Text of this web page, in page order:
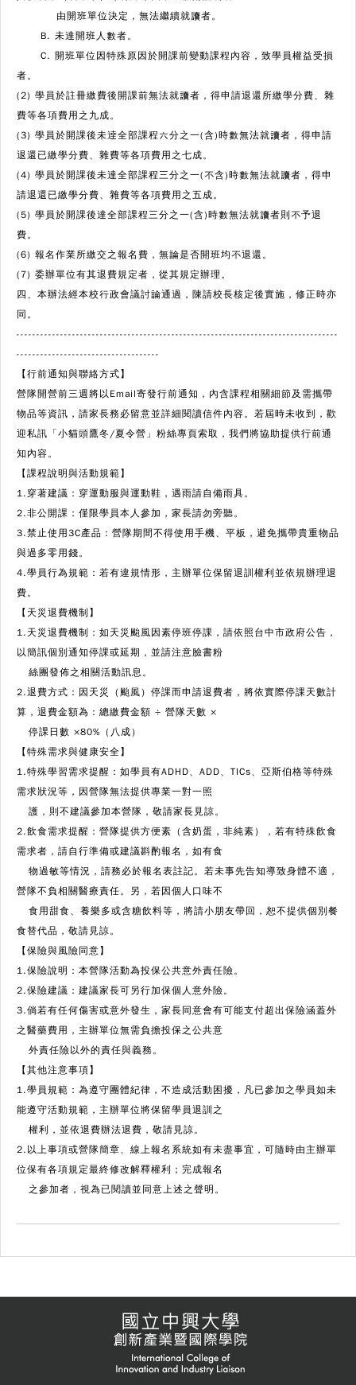
由開班單位決定，無法繼續就讀者。
B. 未達開班人數者。
C. 開班單位因特殊原因於開課前變動課程內容，致學員權益受損
者。
(2) 學員於註冊繳費後開課前無法就讀者，得申請退還所繳學分費、雜
費等各項費用之九成。
(3) 學員於開課後未逹全部課程六分之一(含)時數無法就讀者，得申請
退還已繳學分費、雜費等各項費用之七成。
(4) 學員於開課後未達全部課程三分之一(不含)時數無法就讀者，得申
請退還已繳學分費、雜費等各項費用之五成。
(5) 學員於開課後達全部課程三分之一(含)時數無法就讀者則不予退
費。
(6) 報名作業所繳交之報名費，無論是否開班均不退還。
(7) 委辦單位有其退費規定者，從其規定辦理。
四、本辦法經本校行政會議討論通過，陳請校長核定後實施，修正時亦
同。
---------------------------------------------------------------------------------
------------------------------------
【行前通知與聯絡方式】
營隊開營前三週將以Email寄發行前通知，內含課程相關細節及需攜帶
物品等資訊，請家長務必留意並詳細閱讀信件內容。若屆時未收到，歡
迎私訊「小貓頭鷹冬/夏令營」粉絲專頁索取，我們將協助提供行前通
知內容。
【課程說明與活動規範】
1.穿著建議：穿運動服與運動鞋，遇雨請自備雨具。
2.非公開課：僅限學員本人參加，家長請勿旁聽。
3.禁止使用3C產品：營隊期間不得使用手機、平板，避免攜帶貴重物品
與過多零用錢。
4.學員行為規範：若有違規情形，主辦單位保留退訓權利並依規辦理退
費。
【天災退費機制】
1.天災退費機制：如天災颱風因素停班停課，請依照台中市政府公告，
以簡訊個別通知停課或延期，並請注意臉書粉
絲團發佈之相關活動訊息。
2.退費方式：因天災（颱風）停課而申請退費者，將依實際停課天數計
算，退費金額為：總繳費金額 ÷ 營隊天數 ×
停課日數 ×80%（八成）
【特殊需求與健康安全】
1.特殊學習需求提醒：如學員有ADHD、ADD、TICs、亞斯伯格等特殊
需求狀況等，因營隊無法提供專業一對一照
護，則不建議參加本營隊，敬請家長見諒。
2.飲食需求提醒：營隊提供方便素（含奶蛋，非純素），若有特殊飲食
需求者，請自行準備或建議斟酌報名，如有食
物過敏等情況，請務必於報名表註記。若未事先告知導致身體不適，
營隊不負相關醫療責任。另，若因個人口味不
食用甜食、養樂多或含糖飲料等，將請小朋友帶回，恕不提供個別餐
食替代品，敬請見諒。
【保險與風險同意】
1.保險說明：本營隊活動為投保公共意外責任險。
2.保險建議：建議家長可另行加保個人意外險。
3.倘若有任何傷害或意外發生，家長同意會有可能支付超出保險涵蓋外
之醫藥費用，主辦單位無需負擔投保之公共意
外責任險以外的責任與義務。
【其他注意事項】
1.學員規範：為遵守團體紀律，不造成活動困擾，凡已參加之學員如未
能遵守活動規範，主辦單位將保留學員退訓之
權利，並依退費辦法退費，敬請見諒。
2.以上事項或營隊簡章、線上報名系統如有未盡事宜，可隨時由主辦單
位保有各項規定最終修改解釋權利；完成報名
之參加者，視為已閱讀並同意上述之聲明。